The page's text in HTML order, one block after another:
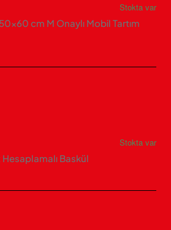
Stokta var
cm M Onaylı Mobil Tartım
Stokta var
Baskül